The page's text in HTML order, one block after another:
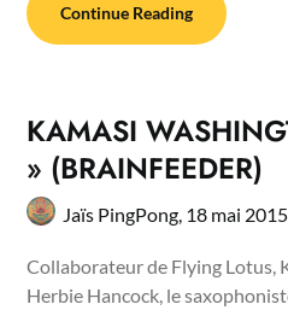
Continue Reading
KAMASI
» (BRAINFEEDER)
Jaïs PingPong, 18 mai 2015
Collaborateur de Flying Lotus,
Herbie Hancock, le